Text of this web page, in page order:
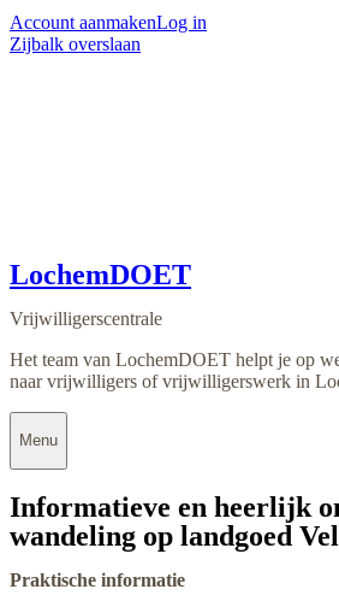
Account aanmakenLog in
Zijbalk overslaan
LochemDOET
Vrijwilligerscentrale
Het team van LochemDOET helpt je op
naar vrijwilligers of vrijwilligerswerk in
Menu
Informatieve en heerlijk
wandeling op landgoed
Praktische informatie